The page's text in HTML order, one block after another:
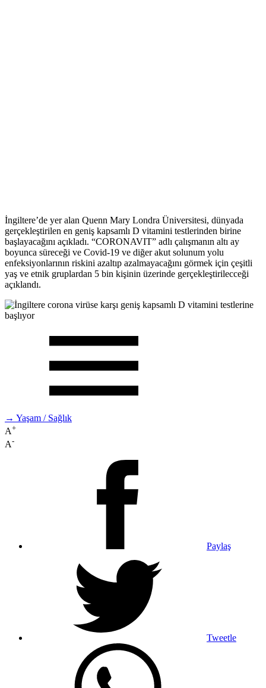
İngiltere’de yer alan Quenn Mary Londra Üniversitesi, dünyada
gerçekleştirilen en geniş kapsamlı D vitamini testlerinden birine
başlayacağını açıkladı. “CORONAVIT” adlı çalışmanın altı ay
boyunca süreceği ve Covid-19 ve diğer akut solunum yolu
enfeksiyonlarının riskini azaltıp azalmayacağını görmek için çeşitli
yaş ve etnik gruplardan 5 bin kişinin üzerinde gerçekleştirilecceği
açıklandı.
→ Yaşam / Sağlık
A+
A-
Paylaş
Tweetle